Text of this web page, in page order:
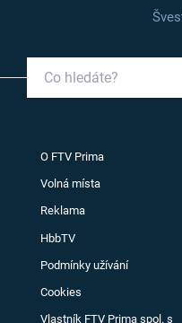
O FTV Prima
Volná místa
Reklama
HbbTV
Podmínky užívání
Cookies
Vlastník FTV Prima spol. s